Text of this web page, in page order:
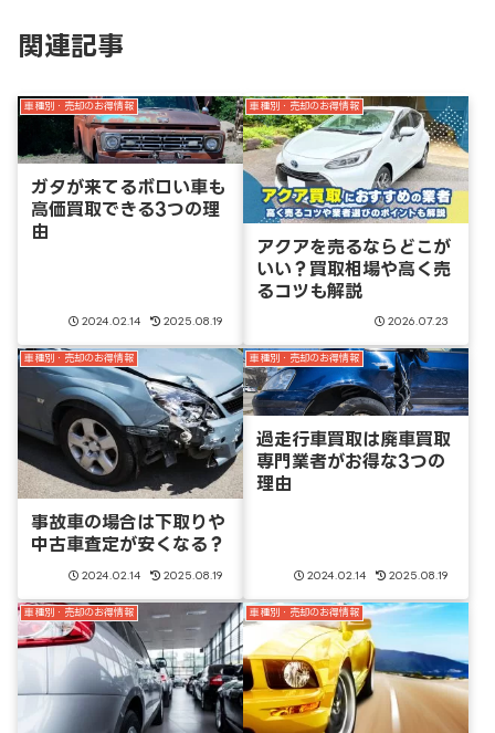
関連記事
車種別・売却のお得情報
ガタが来てるボロい車も
高価買取できる3つの理
由
2024.02.14 2025.08.19
車種別・売却のお得情報
アクアを売るならどこが
いい？買取相場や高く売
るコツも解説
2026.07.23
車種別・売却のお得情報
事故車の場合は下取りや
中古車査定が安くなる？
2024.02.14 2025.08.19
車種別・売却のお得情報
過走行車買取は廃車買取
専門業者がお得な3つの
理由
2024.02.14 2025.08.19
車種別・売却のお得情報 車種別・売却のお得情報